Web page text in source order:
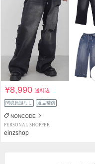
¥8,990送料込
関税負担なし 返品補償
NONCODE
PERSONAL SHOPPER
einzshop